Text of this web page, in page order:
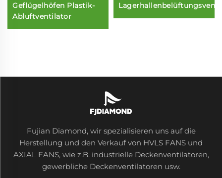
Geflügelhöfen Plastik-
Abluftventilator
Fujian Diamond, wir spezialisieren uns auf die
Herstellung und den Verkauf von HVLS FANS und
AXIAL FANS, wie z.B. industrielle Deckenventilatoren,
gewerbliche Deckenventilatoren usw.